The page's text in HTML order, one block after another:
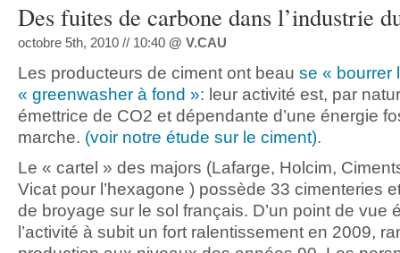
Des fuites de carbone dans l’industrie
octobre 5th, 2010 // 10:40 @ V.CAU
Les producteurs de ciment ont beau se « bourrer
« greenwasher à fond »: leur activité est, par
émettrice de CO2 et dépendante d’une énergie
marche. (voir notre étude sur le ciment).
Le « cartel » des majors (Lafarge, Holcim,
Vicat pour l’hexagone ) possède 33 cimenteries
de broyage sur le sol français. D’un point de vue
l’activité à subit un fort ralentissement en 2009,